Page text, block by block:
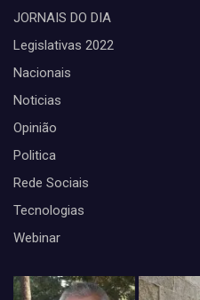
JORNAIS DO DIA
Legislativas 2022
Nacionais
Noticias
Opinião
Politica
Rede Sociais
Tecnologias
Webinar